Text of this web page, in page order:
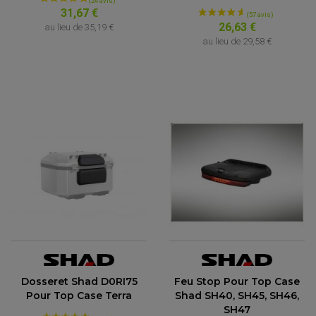
GUIDON QUAD
KIT DÉCO QUAD / SSV
KIT POIGNÉE DE GAZ QUAD
POIGNÉE QUAD
PROTÈGE-MAINS
PONTETS / REHAUSSES DE GUIDON
31,67 €
au lieu de 35,19 € 26,63 €
au lieu de 29,58 €
Dosseret Shad D0RI75
Pour Top Case Terra
Feu Stop Pour Top Case
Shad SH40, SH45, SH46,
SH47